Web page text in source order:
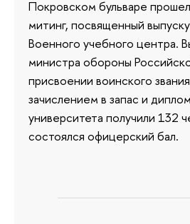
Покровском бульваре
митинг, посвященный
Военного учебного центра.
министра обороны
присвоении воинского
зачислением в запас и
университета получили 132
состоялся офицерский бал.